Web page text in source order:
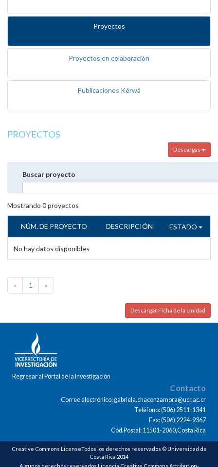
Proyectos
Proyectos en colaboración
Publicaciones Kérwá
PROYECTOS
Descargas
Buscar proyecto
Mostrando 0proyectos
NÚM. DE PROYECTO DESCRIPCIÓN ESTADO
No hay datos disponibles
« 1 »
Descargar Ficha de la Unidad
Regresar al Portal de la Investigación
Contacto
Correo electrónico: gabriela.chaconzamora@ucr.ac.cr
Teléfono: (506) 2511-1341
Fax: (506) 2224-9367
Cód.Postal: 11501-2060,Costa Rica
Creative Commons LicenseTodos los derechos reservados © Universidad de
Costa Rica 2014